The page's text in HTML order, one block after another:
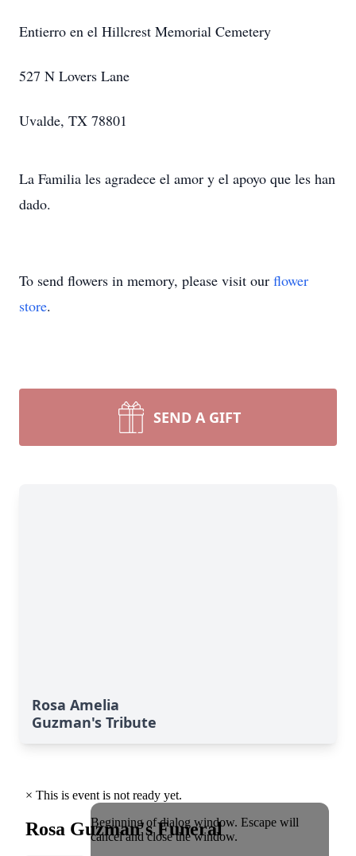
Entierro en el Hillcrest Memorial Cemetery
527 N Lovers Lane
Uvalde, TX 78801
La Familia les agradece el amor y el apoyo que les han
dado.
To send flowers in memory, please visit our flower
store.
SEND A GIFT
Rosa Amelia
Guzman's Tribute